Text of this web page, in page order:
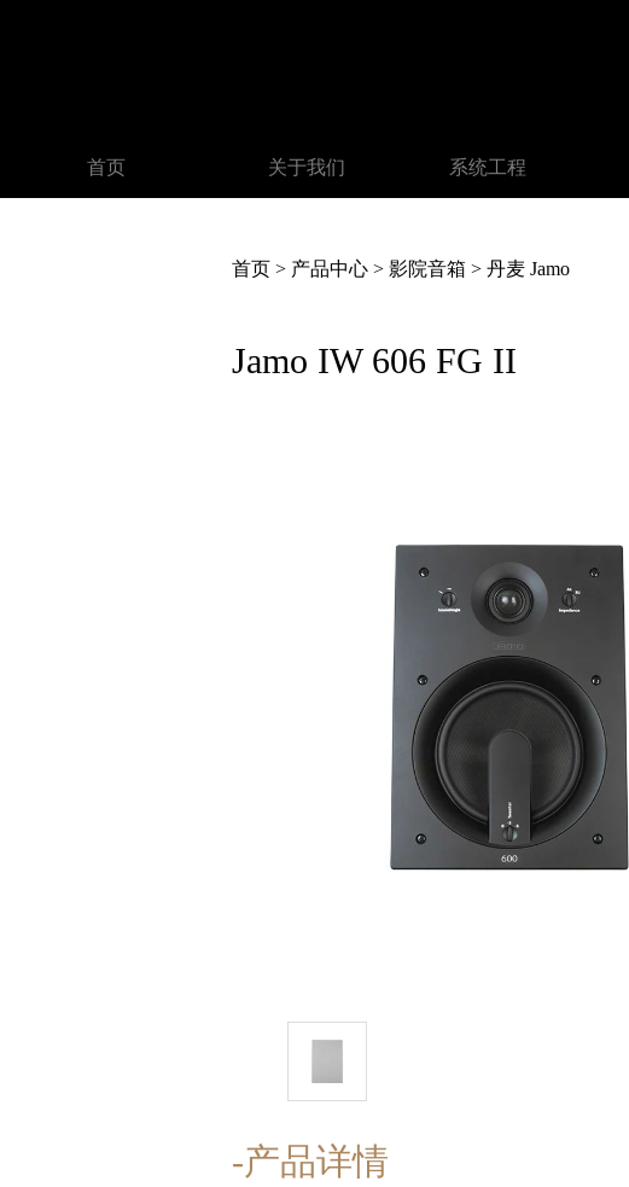
首页 关于我们 系统工程
首页 > 产品中心 > 影院音箱 > 丹麦 Jamo
Jamo IW 606 FG II
-产品详情